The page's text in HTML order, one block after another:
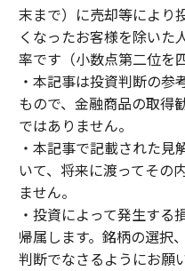
末まで）に売却等により
くなったお客様を除いた
率です（小数点第二位を
・本記事は投資判断の
もので、金融商品の取得
ではありません。
・本記事で記載された
いて、将来に渡ってその
ません。
・投資によって発生する
帰属します。銘柄の選択
判断でなさるようにお願